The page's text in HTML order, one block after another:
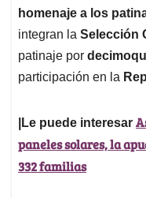
homenaje a los
integran la Selección
patinaje por
participación en la
|Le puede interesar
paneles solares, la
332 familias